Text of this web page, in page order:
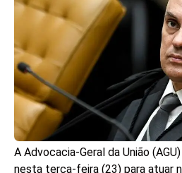
A Advocacia-Geral da União
nesta terça-feira (23) para atuar